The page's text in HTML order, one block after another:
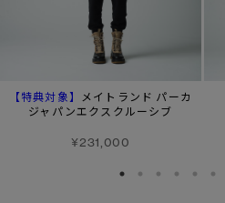
【特典対象】
メイトランド パーカ
ジャパンエクスクルーシブ
¥231,000